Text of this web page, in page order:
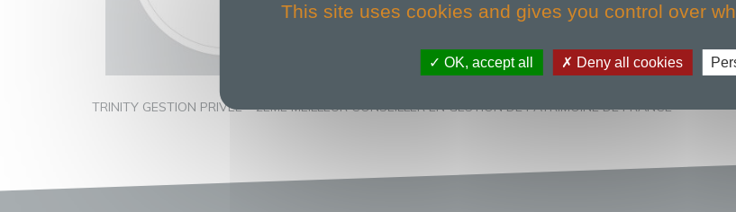
TRINITY GESTION PRIVÉE – 2ÈME MEILLEUR CONSEILLER EN GESTION DE PATRIMOINE DE FRANCE
This site uses cookies and gives you control over
OK, accept all Deny all cookies